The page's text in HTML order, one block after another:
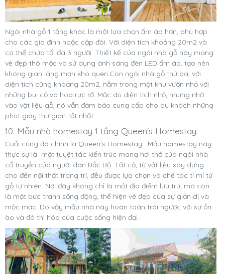
Ngôi nhà gỗ 1 tầng khác là một lựa chọn ấm áp hơn, phù hợp
cho các gia đình hoặc cặp đôi. Với diện tích khoảng 20m2 và
có thể chứa tối đa 3 người. Thiết kế của ngôi nhà gỗ này mang
vẻ đẹp thô mộc và sử dụng ánh sáng đèn LED ấm áp, tạo nên
không gian lãng mạn khó quên.Còn ngôi nhà gỗ thứ ba, với
diện tích cũng khoảng 20m2, nằm trong một khu vườn nhỏ với
những bụi cỏ và hoa rực rỡ. Mặc dù diện tích nhỏ, nhưng nhờ
vào vật liệu gỗ, nó vẫn đảm bảo cung cấp cho du khách những
phút giây thư giãn tốt nhất.
10. Mẫu nhà homestay 1 tầng Queen's Homestay
Cuối cùng đó chính là Queen's Homestay . Mẫu homestay này
thực sự là một tuyệt tác kiến trúc mang hơi thở của ngôi nhà
cổ truyền của người dân Bắc Bộ. Tất cả, từ vật liệu xây dựng
cho đến nội thất trang trí, đều được lựa chọn và chế tác tỉ mỉ từ
gỗ tự nhiên. Nơi đây không chỉ là một địa điểm lưu trú, mà còn
là một bức tranh sống động, thể hiện vẻ đẹp của sự giản dị và
mộc mạc. Do vậy mẫu nhà này hoàn toàn trái ngược với sự ồn
ào và đô thị hóa của cuộc sống hiện đại.